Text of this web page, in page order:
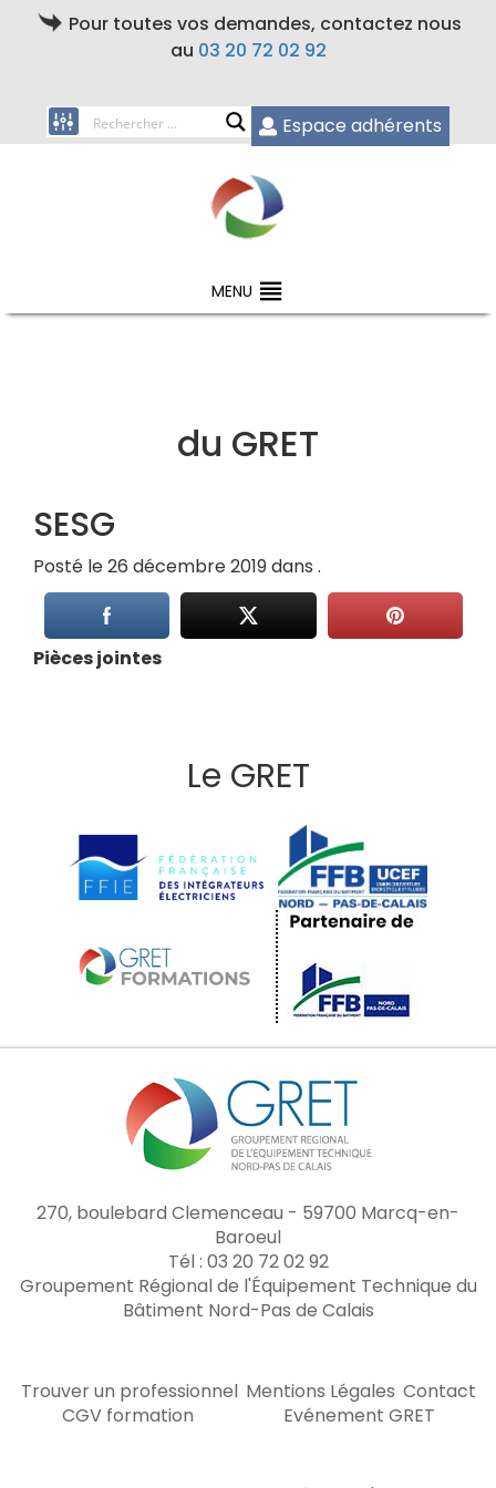
Pour toutes vos demandes, contactez nous
au 03 20 72 02 92
Espace adhérents
MENU
du GRET
SESG
Posté le 26 décembre 2019 dans .
Pièces jointes
Le GRET
270, boulebard Clemenceau - 59700 Marcq-en-
Baroeul
Tél : 03 20 72 02 92
Groupement Régional de l'Équipement Technique du
Bâtiment Nord-Pas de Calais
Trouver un professionnel Mentions Légales Contact
CGV formation
Evénement GRET